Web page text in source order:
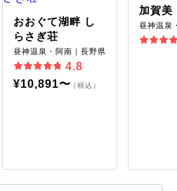
おおぐて湖畔 し
らさぎ荘
昼神温泉・阿南｜長野県
4.8
¥10,891〜（税込）
加賀美
昼神温泉